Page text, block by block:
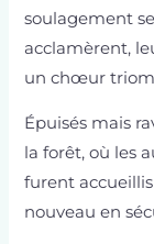
soulagement
acclamèrent,
un chœur
Épuisés mais
la forêt, où les
furent
nouveau en